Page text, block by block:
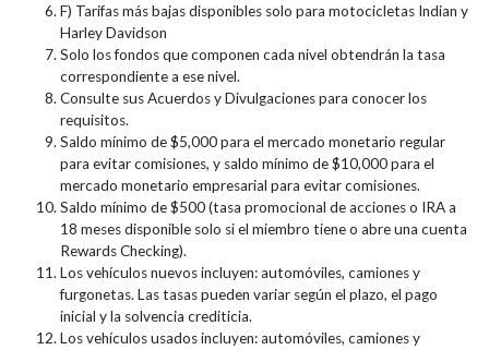
F) Tarifas más bajas disponibles solo para motocicletas Indian y
Harley Davidson
Solo los fondos que componen cada nivel obtendrán la tasa
correspondiente a ese nivel.
Consulte sus Acuerdos y Divulgaciones para conocer los
requisitos.
Saldo mínimo de $5,000 para el mercado monetario regular
para evitar comisiones, y saldo mínimo de $10,000 para el
mercado monetario empresarial para evitar comisiones.
Saldo mínimo de $500 (tasa promocional de acciones o IRA a
18 meses disponible solo si el miembro tiene o abre una cuenta
Rewards Checking).
Los vehículos nuevos incluyen: automóviles, camiones y
furgonetas. Las tasas pueden variar según el plazo, el pago
inicial y la solvencia crediticia.
Los vehículos usados incluyen: automóviles, camiones y